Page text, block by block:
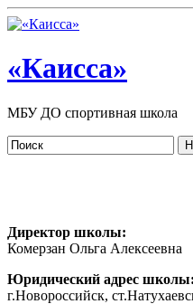
«Каисса»
МБУ ДО спортивная школа
Директор школы:
Комерзан Ольга Алексеевна
Юридический адрес школы:
г.Новороссийск,